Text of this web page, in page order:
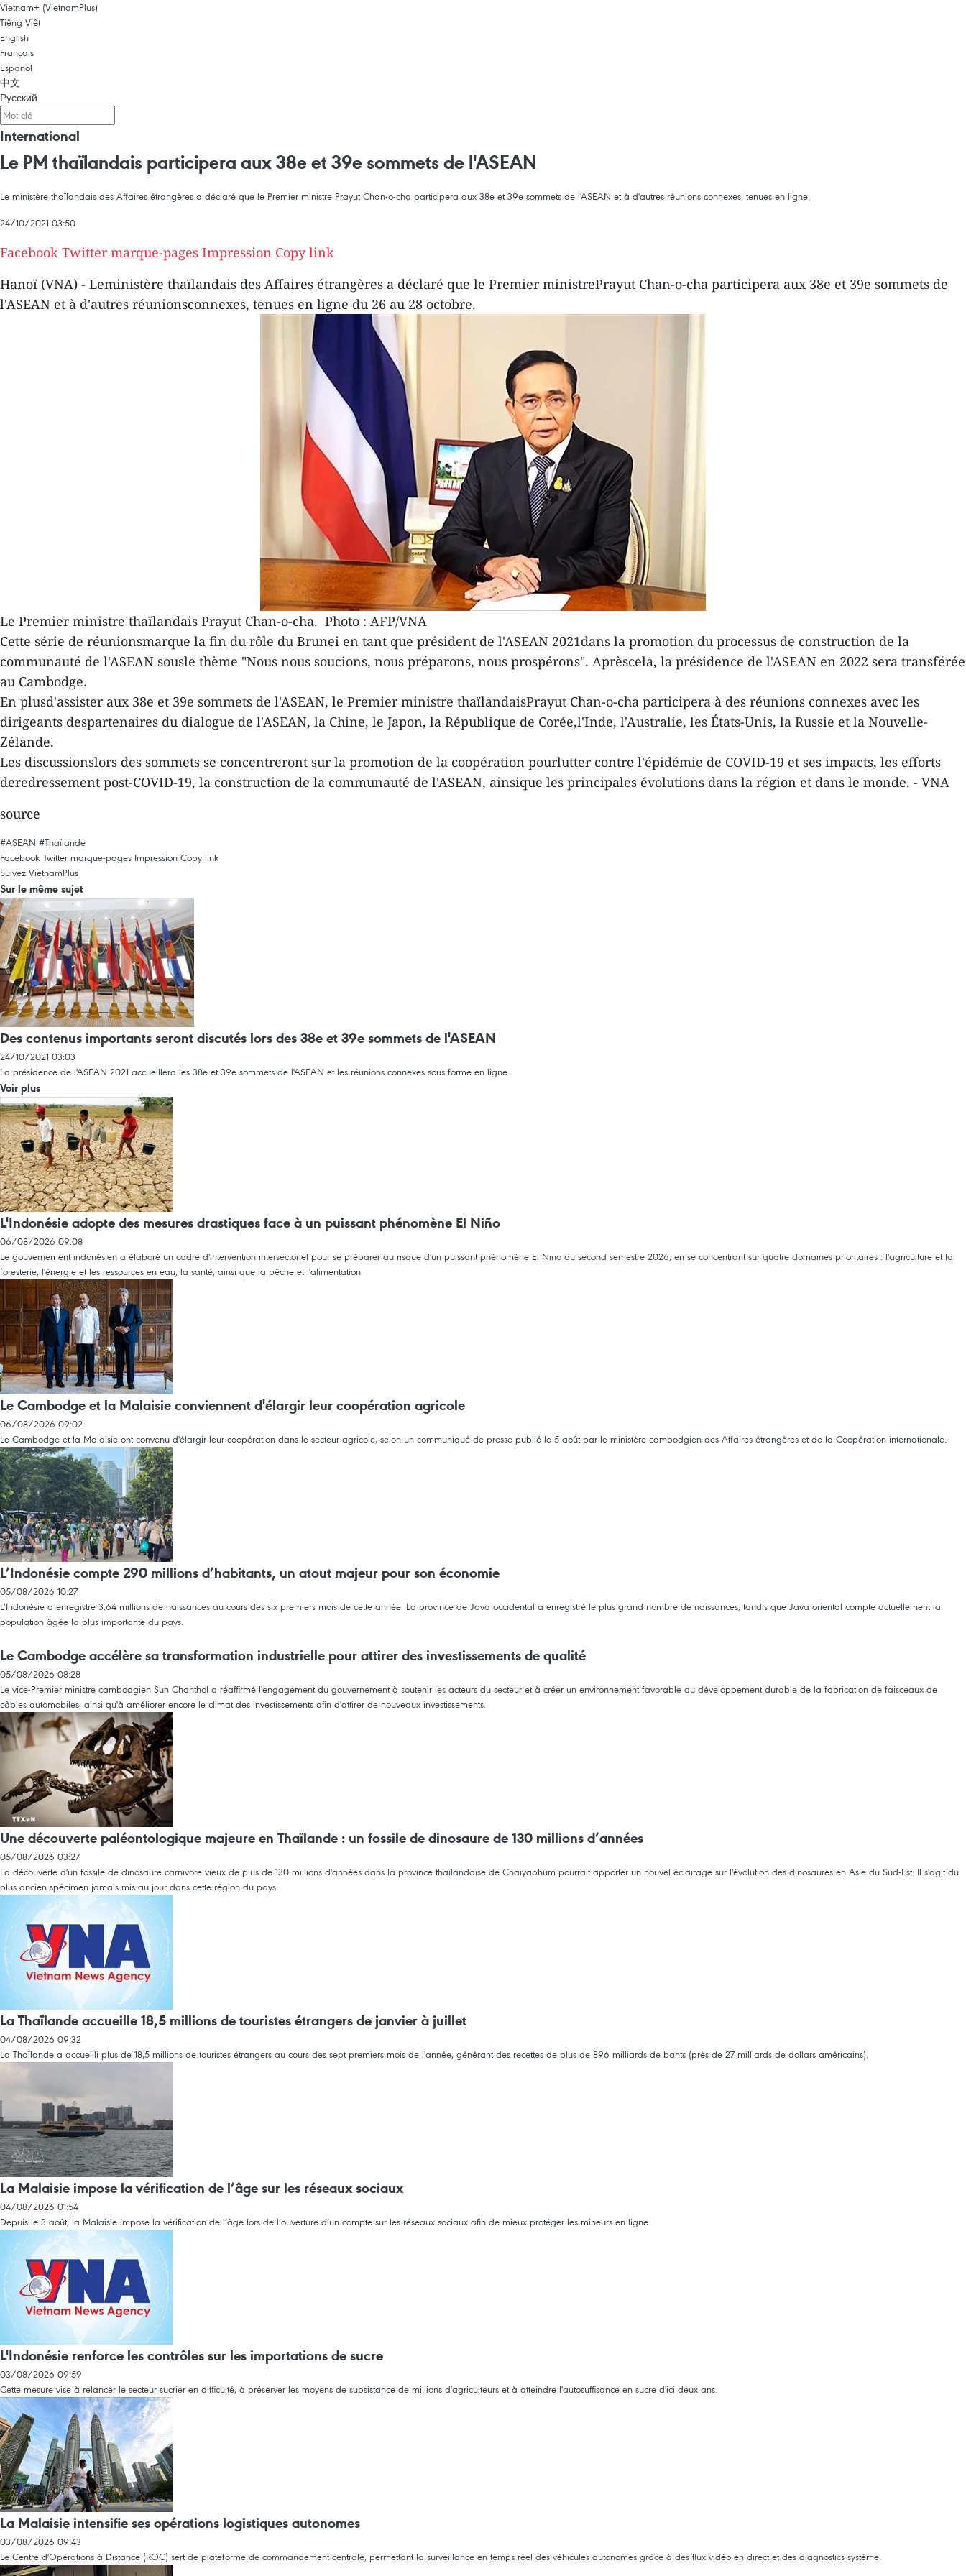
Vietnam+ (VietnamPlus)
Tiếng Việt
English
Français
Español
中文
Русский
International
Le PM thaïlandais participera aux 38e et 39e sommets de l'ASEAN
Le ministère thaïlandais des Affaires étrangères a déclaré que le Premier ministre Prayut Chan-o-cha participera aux 38e et 39e sommets de l'ASEAN et à d'autres réunions connexes, tenues en ligne.
24/10/2021 03:50
Facebook Twitter marque-pages Impression Copy link
Hanoï (VNA) - Leministère thaïlandais des Affaires étrangères a déclaré que le Premier ministrePrayut Chan-o-cha participera aux 38e et 39e sommets de
l'ASEAN et à d'autres réunionsconnexes, tenues en ligne du 26 au 28 octobre.
Le Premier ministre thaïlandais Prayut Chan-o-cha. Photo : AFP/VNA
Cette série de réunionsmarque la fin du rôle du Brunei en tant que président de l'ASEAN 2021dans la promotion du processus de construction de la
communauté de l'ASEAN sousle thème "Nous nous soucions, nous préparons, nous prospérons". Aprèscela, la présidence de l'ASEAN en 2022 sera transférée
au Cambodge.
En plusd'assister aux 38e et 39e sommets de l'ASEAN, le Premier ministre thaïlandaisPrayut Chan-o-cha participera à des réunions connexes avec les
dirigeants despartenaires du dialogue de l'ASEAN, la Chine, le Japon, la République de Corée,l'Inde, l'Australie, les États-Unis, la Russie et la Nouvelle-
Zélande.
Les discussionslors des sommets se concentreront sur la promotion de la coopération pourlutter contre l'épidémie de COVID-19 et ses impacts, les efforts
deredressement post-COVID-19, la construction de la communauté de l'ASEAN, ainsique les principales évolutions dans la région et dans le monde. - VNA
source
#ASEAN #Thaïlande
Facebook Twitter marque-pages Impression Copy link
Suivez VietnamPlus
Sur le même sujet
Des contenus importants seront discutés lors des 38e et 39e sommets de l'ASEAN
24/10/2021 03:03
La présidence de l'ASEAN 2021 accueillera les 38e et 39e sommets de l'ASEAN et les réunions connexes sous forme en ligne.
Voir plus
L'Indonésie adopte des mesures drastiques face à un puissant phénomène El Niño
06/08/2026 09:08
Le gouvernement indonésien a élaboré un cadre d'intervention intersectoriel pour se préparer au risque d'un puissant phénomène El Niño au second semestre 2026, en se concentrant sur quatre domaines prioritaires : l'agriculture et la
foresterie, l'énergie et les ressources en eau, la santé, ainsi que la pêche et l'alimentation.
Le Cambodge et la Malaisie conviennent d'élargir leur coopération agricole
06/08/2026 09:02
Le Cambodge et la Malaisie ont convenu d'élargir leur coopération dans le secteur agricole, selon un communiqué de presse publié le 5 août par le ministère cambodgien des Affaires étrangères et de la Coopération internationale.
L’Indonésie compte 290 millions d’habitants, un atout majeur pour son économie
05/08/2026 10:27
L’Indonésie a enregistré 3,64 millions de naissances au cours des six premiers mois de cette année. La province de Java occidental a enregistré le plus grand nombre de naissances, tandis que Java oriental compte actuellement la
population âgée la plus importante du pays.
Le Cambodge accélère sa transformation industrielle pour attirer des investissements de qualité
05/08/2026 08:28
Le vice-Premier ministre cambodgien Sun Chanthol a réaffirmé l'engagement du gouvernement à soutenir les acteurs du secteur et à créer un environnement favorable au développement durable de la fabrication de faisceaux de
câbles automobiles, ainsi qu'à améliorer encore le climat des investissements afin d'attirer de nouveaux investissements.
Une découverte paléontologique majeure en Thaïlande : un fossile de dinosaure de 130 millions d’années
05/08/2026 03:27
La découverte d'un fossile de dinosaure carnivore vieux de plus de 130 millions d'années dans la province thaïlandaise de Chaiyaphum pourrait apporter un nouvel éclairage sur l'évolution des dinosaures en Asie du Sud-Est. Il s'agit du
plus ancien spécimen jamais mis au jour dans cette région du pays.
La Thaïlande accueille 18,5 millions de touristes étrangers de janvier à juillet
04/08/2026 09:32
La Thaïlande a accueilli plus de 18,5 millions de touristes étrangers au cours des sept premiers mois de l'année, générant des recettes de plus de 896 milliards de bahts (près de 27 milliards de dollars américains).
La Malaisie impose la vérification de l’âge sur les réseaux sociaux
04/08/2026 01:54
Depuis le 3 août, la Malaisie impose la vérification de l’âge lors de l’ouverture d’un compte sur les réseaux sociaux afin de mieux protéger les mineurs en ligne.
L'Indonésie renforce les contrôles sur les importations de sucre
03/08/2026 09:59
Cette mesure vise à relancer le secteur sucrier en difficulté, à préserver les moyens de subsistance de millions d'agriculteurs et à atteindre l'autosuffisance en sucre d'ici deux ans.
La Malaisie intensifie ses opérations logistiques autonomes
03/08/2026 09:43
Le Centre d'Opérations à Distance (ROC) sert de plateforme de commandement centrale, permettant la surveillance en temps réel des véhicules autonomes grâce à des flux vidéo en direct et des diagnostics système.